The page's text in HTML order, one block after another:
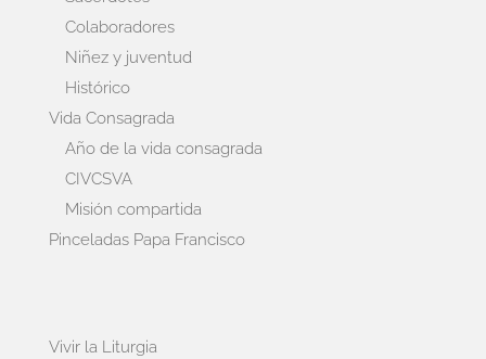
Colaboradores
Niñez y juventud
Histórico
Vida Consagrada
Año de la vida consagrada
CIVCSVA
Misión compartida
Pinceladas Papa Francisco
Vivir la Liturgia